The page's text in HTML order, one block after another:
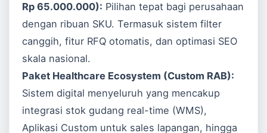
Rp 65.000.000): Pilihan tepat bagi perusahaan
dengan ribuan SKU. Termasuk sistem filter
canggih, fitur RFQ otomatis, dan optimasi SEO
skala nasional.
Paket Healthcare Ecosystem (Custom RAB):
Sistem digital menyeluruh yang mencakup
integrasi stok gudang real-time (WMS),
Aplikasi Custom untuk sales lapangan, hingga